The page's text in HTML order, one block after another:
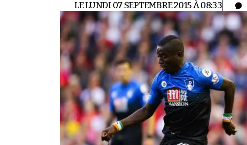
LE LUNDI 07 SEPTEMBRE 2015 À 08:33